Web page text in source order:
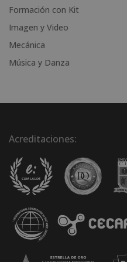
Formación con Kit
Imagen y Video
Mecánica
Música y Danza
Acreditaciones: